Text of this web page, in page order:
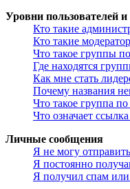
Уровни пользователей
Кто такие
Кто такие
Что такое группы
Где находятся
Как мне стать
Почему названия
Что такое группа
Что означает
Личные сообщения
Я не могу
Я постоянно
Я получил спам или